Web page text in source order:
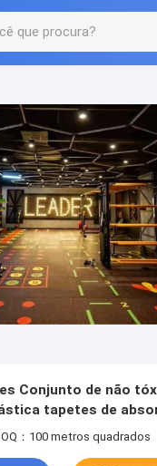
Conjunto de não
tapetes de
densidade sala de
：100 metros quadrados